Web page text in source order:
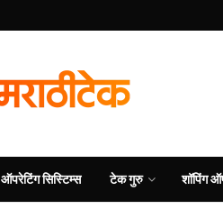
ऑपरेटिंग सिस्टिम्स टेक गुरु शॉपिंग